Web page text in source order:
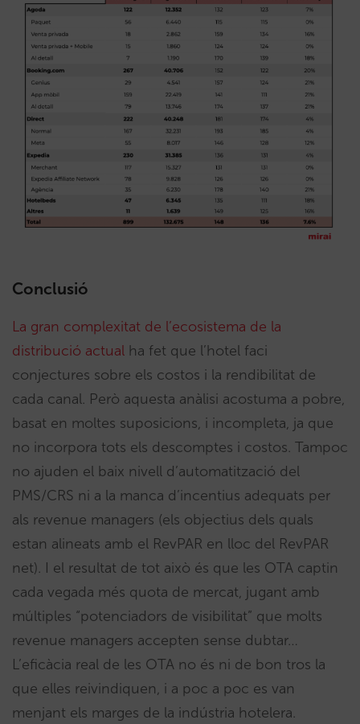
Conclusió
La gran complexitat de l’ecosistema de la
distribució actual ha fet que l’hotel faci
conjectures sobre els costos i la rendibilitat de
cada canal. Però aquesta anàlisi acostuma a pobre,
basat en moltes suposicions, i incompleta, ja que
no incorpora tots els descomptes i costos. Tampoc
no ajuden el baix nivell d’automatització del
PMS/CRS ni a la manca d’incentius adequats per
als revenue managers (els objectius dels quals
estan alineats amb el RevPAR en lloc del RevPAR
net). I el resultat de tot això és que les OTA captin
cada vegada més quota de mercat, jugant amb
múltiples “potenciadors de visibilitat” que molts
revenue managers accepten sense dubtar…
L’eficàcia real de les OTA no és ni de bon tros la
que elles reivindiquen, i a poc a poc es van
menjant els marges de la indústria hotelera.